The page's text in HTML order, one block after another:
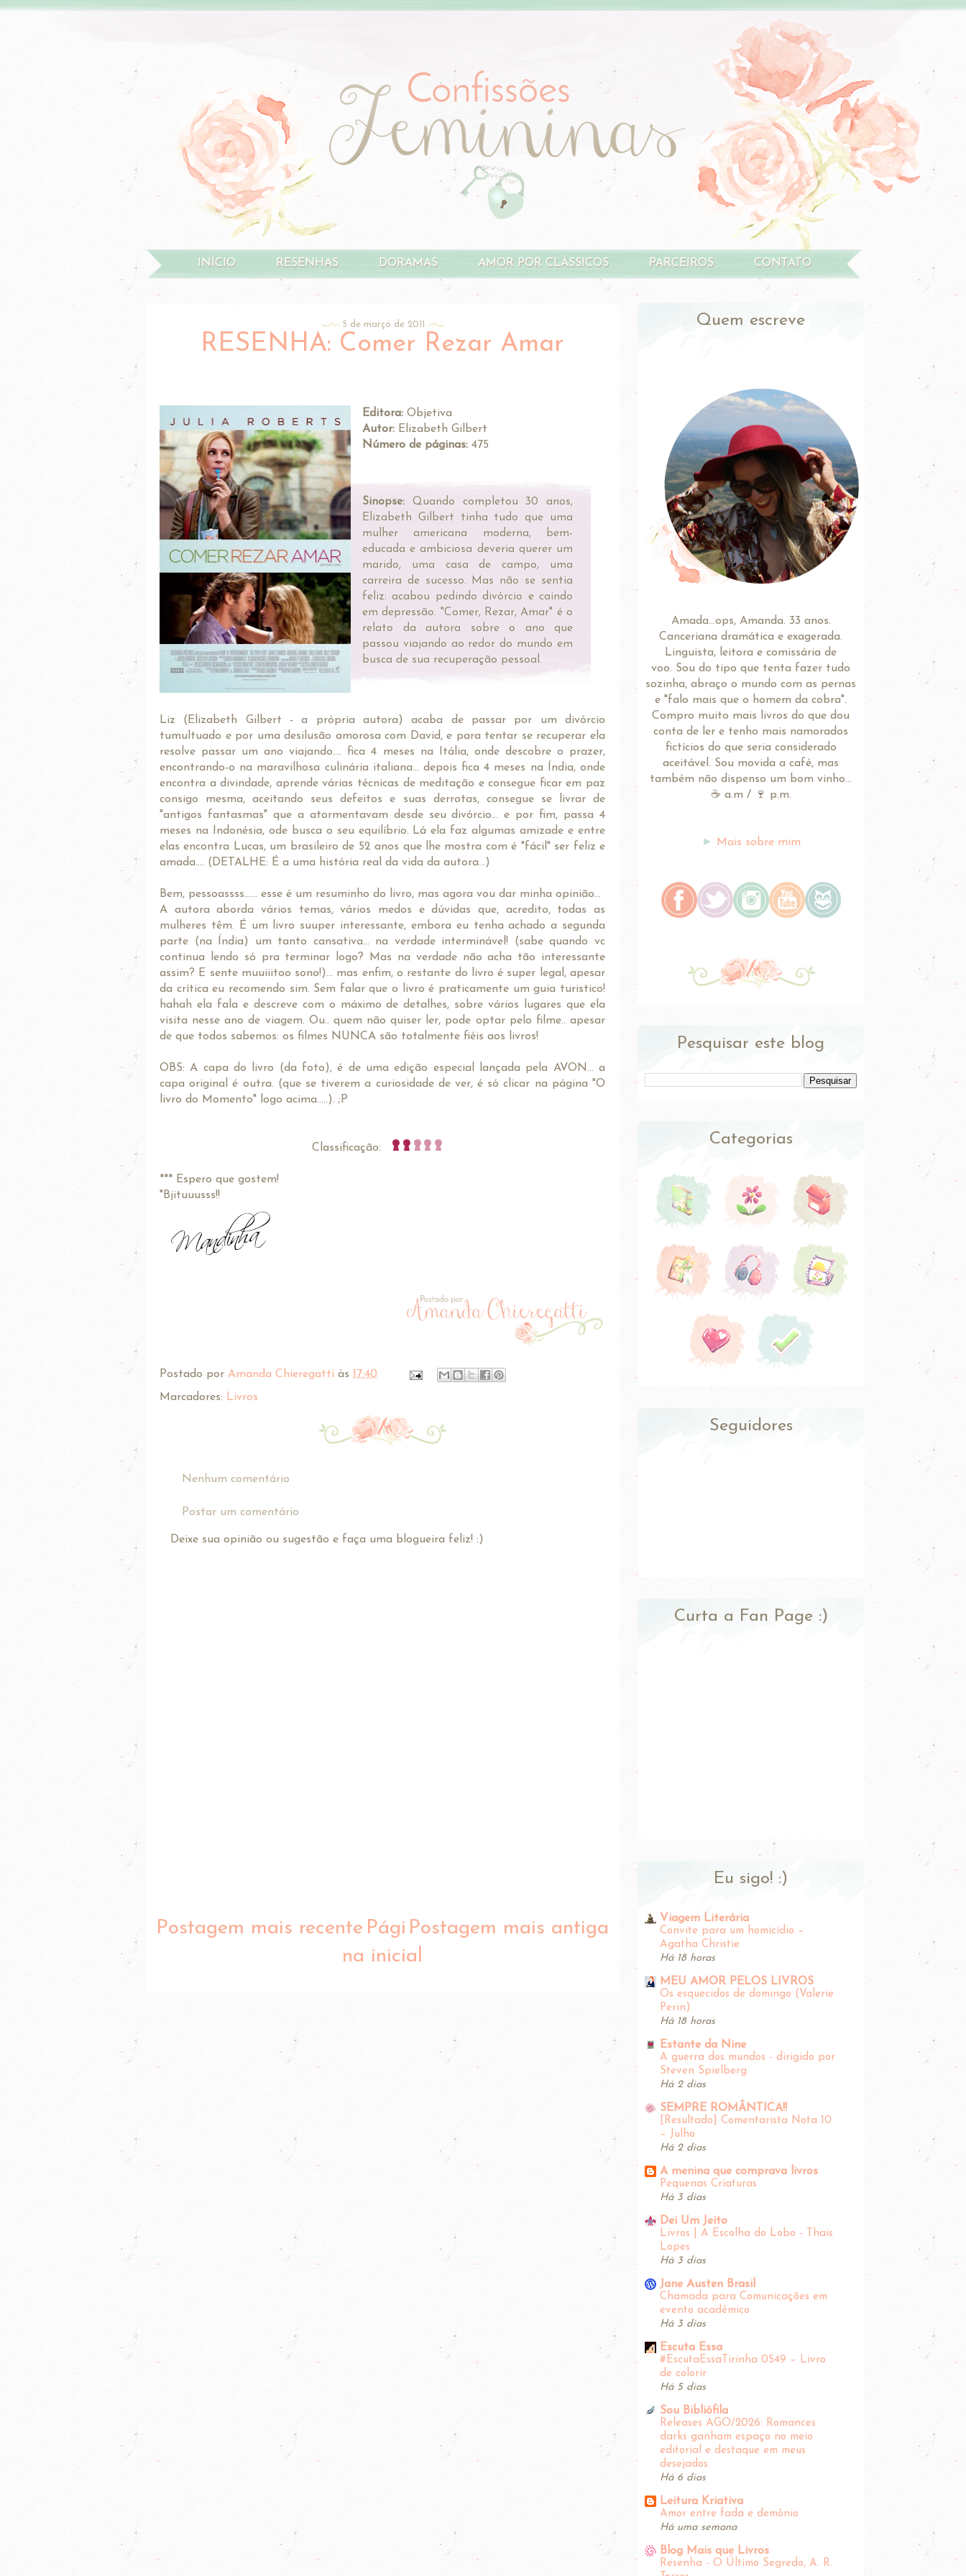
INÍCIO RESENHAS DORAMAS AMOR POR CLÁSSICOS PARCEIROS CONTATO
5 de março de 2011
RESENHA: Comer Rezar Amar
Editora: Objetiva
Autor: Elizabeth Gilbert
Número de páginas: 475
Sinopse: Quando completou 30 anos,
Elizabeth Gilbert tinha tudo que uma
mulher americana moderna, bem-
educada e ambiciosa deveria querer um
marido, uma casa de campo, uma
carreira de sucesso. Mas não se sentia
feliz: acabou pedindo divórcio e caindo
em depressão. "Comer, Rezar, Amar" é o
relato da autora sobre o ano que
passou viajando ao redor do mundo em
busca de sua recuperação pessoal.
Liz (Elizabeth Gilbert - a própria autora) acaba de passar por um divórcio
tumultuado e por uma desilusão amorosa com David, e para tentar se recuperar ela
resolve passar um ano viajando.... fica 4 meses na Itália, onde descobre o prazer,
encontrando-o na maravilhosa culinária italiana... depois fica 4 meses na Índia, onde
encontra a divindade, aprende várias técnicas de meditação e consegue ficar em paz
consigo mesma, aceitando seus defeitos e suas derrotas, consegue se livrar de
"antigos fantasmas" que a atormentavam desde seu divórcio... e por fim, passa 4
meses na Indonésia, ode busca o seu equilíbrio. Lá ela faz algumas amizade e entre
elas encontra Lucas, um brasileiro de 52 anos que lhe mostra com é "fácil" ser feliz e
amada.... (DETALHE: É a uma história real da vida da autora...)
Bem, pessoassss...... esse é um resuminho do livro, mas agora vou dar minha opinião...
A autora aborda vários temas, vários medos e dúvidas que, acredito, todas as
mulheres têm. É um livro suuper interessante, embora eu tenha achado a segunda
parte (na Índia) um tanto cansativa... na verdade interminável! (sabe quando vc
continua lendo só pra terminar logo? Mas na verdade não acha tão interessante
assim? E sente muuiiitoo sono!)... mas enfim, o restante do livro é super legal, apesar
da crítica eu recomendo sim. Sem falar que o livro é praticamente um guia turistico!
hahah ela fala e descreve com o máximo de detalhes, sobre vários lugares que ela
visita nesse ano de viagem. Ou.. quem não quiser ler, pode optar pelo filme.. apesar
de que todos sabemos: os filmes NUNCA são totalmente fiéis aos livros!
OBS: A capa do livro (da foto), é de uma edição especial lançada pela AVON... a
capa original é outra. (que se tiverem a curiosidade de ver, é só clicar na página "O
livro do Momento" logo acima.....). ;P
Classificação:
*** Espero que gostem!
"Bjituuusss!!
Postado por Amanda Chieregatti às
17:40
Marcadores: Livros
Nenhum comentário
Postar um comentário
Deixe sua opinião ou sugestão e faça uma blogueira feliz! :)
Postagem mais recente Postagem mais antiga
Pági
na inicial
Quem escreve
Amada...ops, Amanda. 33 anos.
Canceriana dramática e exagerada.
Linguista, leitora e comissária de
voo. Sou do tipo que tenta fazer tudo
sozinha, abraço o mundo com as pernas
e "falo mais que o homem da cobra".
Compro muito mais livros do que dou
conta de ler e tenho mais namorados
fictícios do que seria considerado
aceitável. Sou movida a café, mas
também não dispenso um bom vinho...
☕ a.m / 🍷 p.m.
► Mais sobre mim
Pesquisar este blog
Categorias
Seguidores
Curta a Fan Page :)
Eu sigo! :)
Viagem Literária
Convite para um homicídio –
Agatha Christie
Há 18 horas
MEU AMOR PELOS LIVROS
Os esquecidos de domingo (Valerie
Perin)
Há 18 horas
Estante da Nine
A guerra dos mundos - dirigido por
Steven Spielberg
Há 2 dias
SEMPRE ROMÂNTICA!!
[Resultado] Comentarista Nota 10
– Julho
Há 2 dias
A menina que comprava livros
Pequenas Criaturas
Há 3 dias
Dei Um Jeito
Livros | A Escolha do Lobo - Thais
Lopes
Há 3 dias
Jane Austen Brasil
Chamada para Comunicações em
evento acadêmico
Há 3 dias
Escuta Essa
#EscutaEssaTirinha‬ 0549 – Livro
de colorir
Há 5 dias
Sou Bibliófila
Releases AGO/2026: Romances
darks ganham espaço no meio
editorial e destaque em meus
desejados
Há 6 dias
Leitura Kriativa
Amor entre fada e demônio
Há uma semana
Blog Mais que Livros
Resenha - O Último Segredo, A. R.